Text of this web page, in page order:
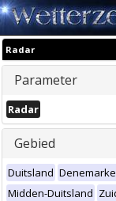
Radar
Parameter
Radar
Gebied
Duitsland
Midden-Duitsland